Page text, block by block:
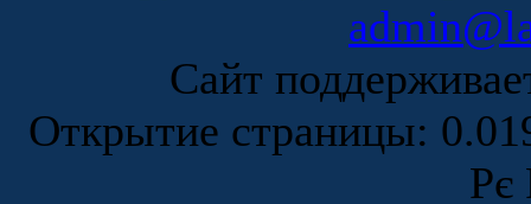
Сайт
Открытие страницы:
Рє